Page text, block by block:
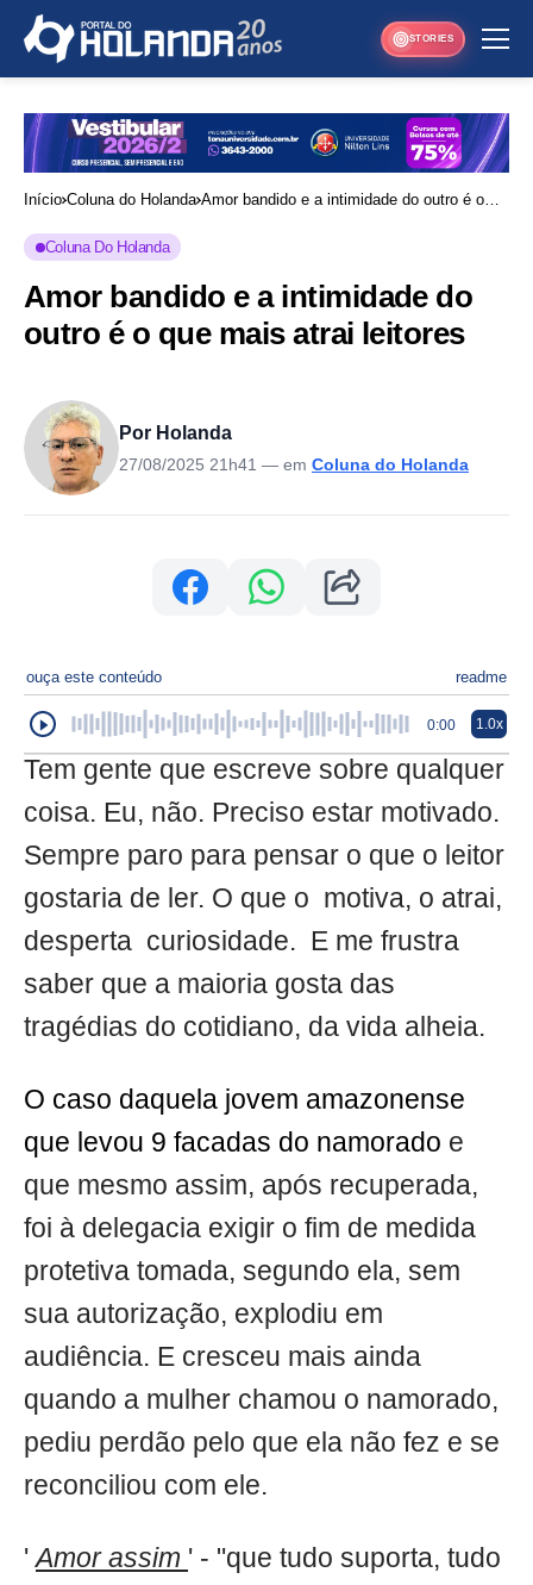
STORIES
Início Coluna do Holanda Amor bandido e a intimidade do outro é o
Coluna Do Holanda
Amor bandido e a intimidade do
outro é o que mais atrai leitores
Por Holanda
27/08/2025 21h41 — em Coluna do Holanda
ouça este conteúdo readme
0:00 1.0x
Tem gente que escreve sobre qualquer
coisa. Eu, não. Preciso estar motivado.
Sempre paro para pensar o que o leitor
gostaria de ler. O que o motiva, o atrai,
desperta curiosidade. E me frustra
saber que a maioria gosta das
tragédias do cotidiano, da vida alheia.
O caso daquela jovem amazonense
que levou 9 facadas do namorado e
que mesmo assim, após recuperada,
foi à delegacia exigir o fim de medida
protetiva tomada, segundo ela, sem
sua autorização, explodiu em
audiência. E cresceu mais ainda
quando a mulher chamou o namorado,
pediu perdão pelo que ela não fez e se
reconciliou com ele.
'Amor assim ' - "que tudo suporta, tudo